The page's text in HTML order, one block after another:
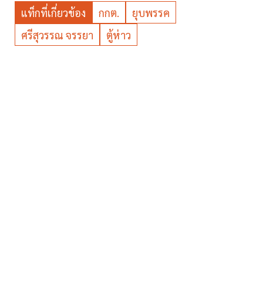
แท็กที่เกี่ยวข้อง กกต.
ยุบพรรค
ศรีสุวรรณ จรรยา
ตู้ห่าว